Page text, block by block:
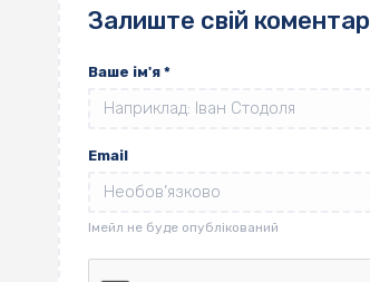
Залиште свій коментар
Ваше ім'я *
Email